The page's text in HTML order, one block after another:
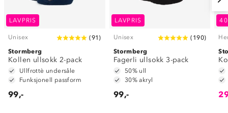
LAVPRIS
Unisex (91 )
Stormberg
Kollen ullsokk 2-pack
Ullfrottè undersåle
Funksjonell passform
99,-
LAVPRIS
Unisex ( 190)
Stormberg
Fagerli ullsokk 3-pack
50% ull
30% akryl
99,-